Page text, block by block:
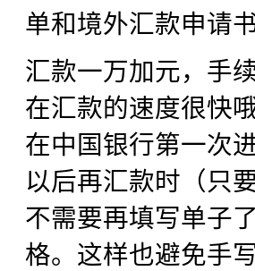
单和境外汇款申请
汇款一万加元，手
在汇款的速度很快
在中国银行第一次
以后再汇款时（只
不需要再填写单子
格。这样也避免手